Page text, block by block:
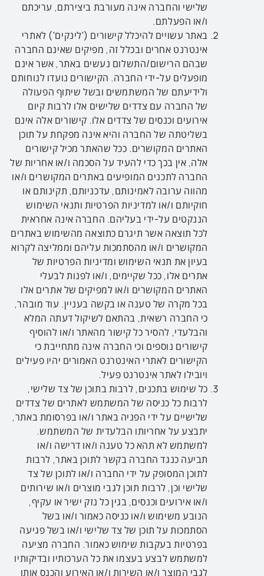
שלישי והחברה אינה מעורבת ביצירתם, עריכתם
ו/או הפעלתם.
באתר עשויים להיכלל קישורים ('לינקים') לאתרי
אינטרנט אחרים ובכלל זה, מפיקים שאינם החברה
שבהם הרישום/התשלום נעשים באתר, אשר אינם
מופעלים על-ידי החברה. הקישורים נועדו לנוחותם
ולידיעתם של המשתמשים ובשל שיתוף הפעולה
של החברה עם צדדים שלישים אלו לרבות קיום
אירועים וכנסים של צדדים אלו. קישורים אלה אינם
בשליטתה של החברה והיא אינה מפקחת על תוכן
האתרים המקושרים. ככל שהאתר מכיל קישורים
אלה, אין בכך כדי להעיד על הסכמה ו/או אחריות של
החברה לתכנים המופיעים באתרים המקושרים ו/או
מהווה ערובה לאמינותם, עדכניותם, תקינותם או
חוקיותם ו/או למדיניות הפרטיות ותנאי השימוש
הננקטים על-ידי בעליהם. החברה אינה אחראית
לכל תוצאה אשר תיגרם כתוצאה מהשימוש באתרים
המקושרים ו/או מהסתמכות עליהם וממליצה לקרוא
בעיון את תנאי השימוש ומדיניות הפרטיות של
אתרים אלו, ככל שקיימים, ו/או לפנות לבעלי
האתרים המקושרים ו/או למפיקים של אתרים אלו
בכל מקרה של טענה או בקשה בעניין. עוד מובהר,
כי החברה רשאית, בהתאם לשיקול דעתה המלא
והבלעדי, להסיר כל קישור מהאתר ו/או להוסיף
קישורים נוספים וכי החברה אינה מתחייבת כי
הקישורים לאתרי האינטרנט האמורים יהיו פעילים
ויובילו לאתר אינטרנט פעיל.
כל שימוש בתכנים, לרבות בתוכן של צד שלישי,
לרבות כל כניסה של המשתמש לאתרים של צדדים
שלישיים על ידי הפניה באתר ו/או בפרסומת באתר,
יתבצע על אחריותו הבלעדית של המשתמש.
למשתמש לא תהא כל טענה ו/או דרישה ו/או
תביעה כנגד החברה בקשר לתוכן באתר, לרבות
לתוכן המסופק על ידי החברה ו/או לתוכן של צד
שלישי וכן, לרבות תוכן לגבי מוצרים ו/או שירותים
ו/או אירועים וכנסים, בגין כל נזק ישיר או עקיף,
הנובע משימוש ו/או כניסה כאמור ו/או בשל
הסתמכות על תוכן של צד שלישי ו/או בשל פגיעה
בפרטיות בעקבות שימוש כאמור. החברה מציעה
למשתמש לבצע בעצמו את כל הערכותיו ובדיקותיו
לגבי המוצר ו/או השירות ו/או האירוע והכנס אותו